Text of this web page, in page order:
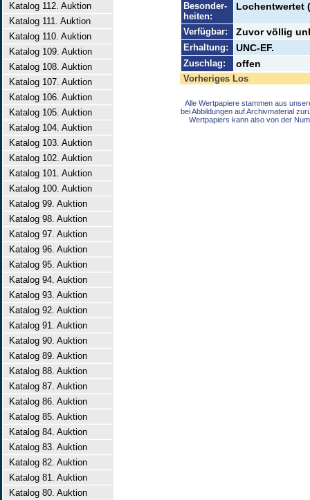
Katalog 112. Auktion
Katalog 111. Auktion
Katalog 110. Auktion
Katalog 109. Auktion
Katalog 108. Auktion
Katalog 107. Auktion
Katalog 106. Auktion
Katalog 105. Auktion
Katalog 104. Auktion
Katalog 103. Auktion
Katalog 102. Auktion
Katalog 101. Auktion
Katalog 100. Auktion
Katalog 99. Auktion
Katalog 98. Auktion
Katalog 97. Auktion
Katalog 96. Auktion
Katalog 95. Auktion
Katalog 94. Auktion
Katalog 93. Auktion
Katalog 92. Auktion
Katalog 91. Auktion
Katalog 90. Auktion
Katalog 89. Auktion
Katalog 88. Auktion
Katalog 87. Auktion
Katalog 86. Auktion
Katalog 85. Auktion
Katalog 84. Auktion
Katalog 83. Auktion
Katalog 82. Auktion
Katalog 81. Auktion
Katalog 80. Auktion
Besonder-
heiten:
Lochentwertet
Verfügbar: Zuvor völlig
Erhaltung: UNC-EF.
Zuschlag: offen
Vorheriges Los
Alle Wertpapiere stammen aus
bei Abbildungen auf Archivmaterial
Wertpapiers kann also von der